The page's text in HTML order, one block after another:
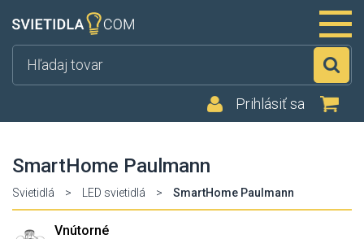
Prihlásiť sa
SmartHome Paulmann
Svietidlá > LED svietidlá > SmartHome Paulmann
Vnútorné